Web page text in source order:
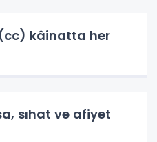
kâinatta her
sıhat ve afiyet